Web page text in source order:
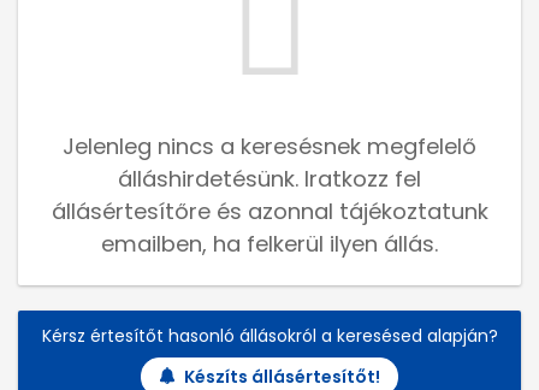
Jelenleg nincs a keresésnek megfelelő
álláshirdetésünk. Iratkozz fel
állásértesítőre és azonnal tájékoztatunk
emailben, ha felkerül ilyen állás.
Kérsz értesítőt hasonló állásokról a keresésed alapján?
Készíts állásértesítőt!